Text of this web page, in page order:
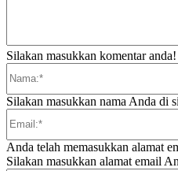
Silakan masukkan komentar anda!
Silakan masukkan nama Anda di
Anda telah memasukkan alamat
Silakan masukkan alamat email